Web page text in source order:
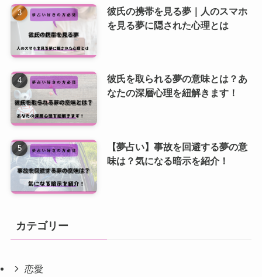
彼氏の携帯を見る夢｜人のスマホ
を見る夢に隠された心理とは
彼氏を取られる夢の意味とは？あ
なたの深層心理を紐解きます！
【夢占い】事故を回避する夢の意
味は？気になる暗示を紹介！
カテゴリー
恋愛